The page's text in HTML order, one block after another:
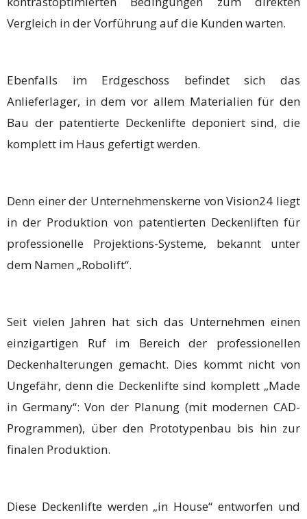
Vergleich in der Vorführung auf die Kunden warten.
Ebenfalls im Erdgeschoss befindet sich das
Anlieferlager, in dem vor allem Materialien für den
Bau der patentierte Deckenlifte deponiert sind, die
komplett im Haus gefertigt werden.
Denn einer der Unternehmenskerne von Vision24 liegt
in der Produktion von patentierten Deckenliften für
professionelle Projektions-Systeme, bekannt unter
dem Namen „Robolift“.
Seit vielen Jahren hat sich das Unternehmen einen
einzigartigen Ruf im Bereich der professionellen
Deckenhalterungen gemacht. Dies kommt nicht von
Ungefähr, denn die Deckenlifte sind komplett „Made
in Germany“: Von der Planung (mit modernen CAD-
Programmen), über den Prototypenbau bis hin zur
finalen Produktion.
Diese Deckenlifte werden „in House“ entworfen und